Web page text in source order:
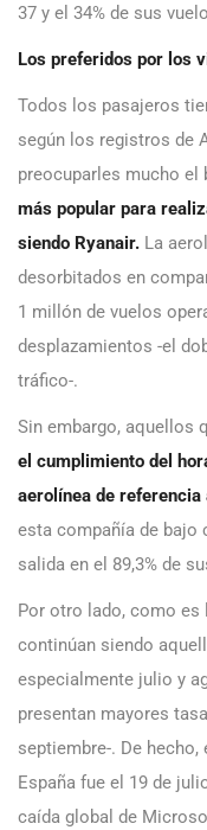
37 y el 34% de sus
Los preferidos por los
Todos los pasajeros
según los registros de
preocuparles mucho
más popular para
siendo Ryanair. La
desorbitados en
1 millón de vuelos
desplazamientos -el
tráfico-.
Sin embargo, aquellos
el cumplimiento del
aerolínea de referencia
esta compañía de bajo
salida en el 89,3% de
Por otro lado, como es
continúan siendo
especialmente julio y
presentan mayores
septiembre-. De
España fue el 19 de
caída global de